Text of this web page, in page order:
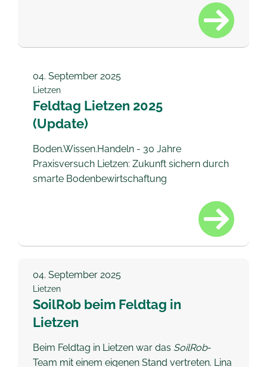
04. September 2025
Lietzen
Feldtag Lietzen 2025
(Update)
Boden.Wissen.Handeln - 30 Jahre
Praxisversuch Lietzen: Zukunft sichern durch
smarte Bodenbewirtschaftung
04. September 2025
Lietzen
SoilRob beim Feldtag in
Lietzen
Beim Feldtag in Lietzen war das SoilRob-
Team mit einem eigenen Stand vertreten. Lina